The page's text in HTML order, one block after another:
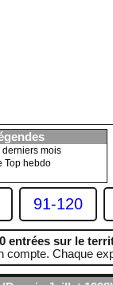
derniers mois
Top hebdo
91-120
entrées sur le
compte. Chaque